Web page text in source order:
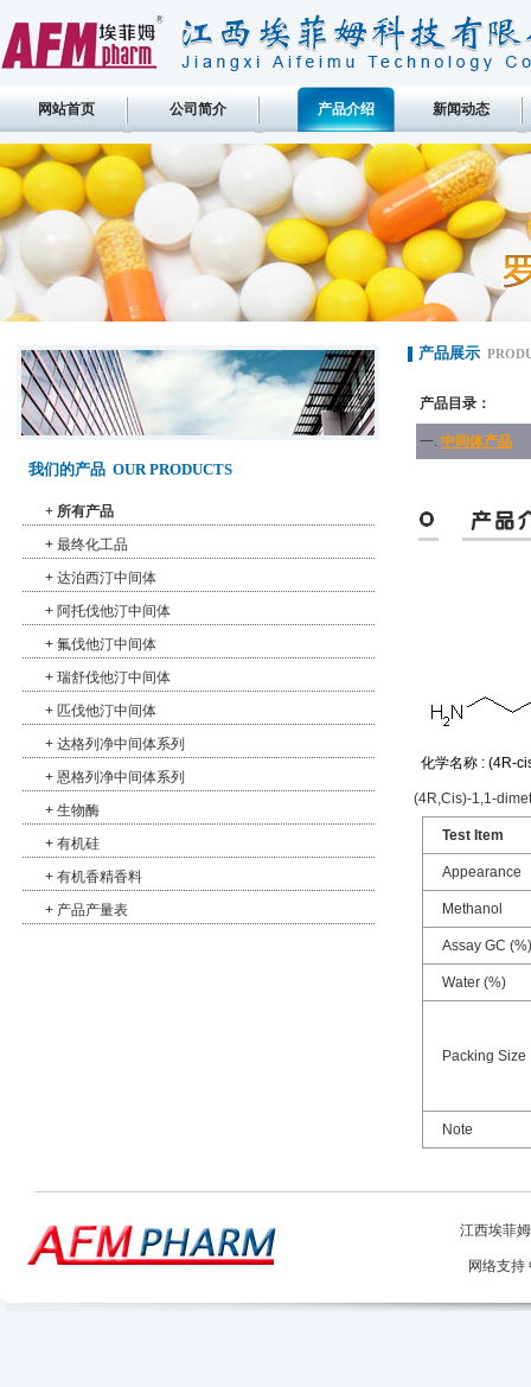
网站首页 公司简介 产品介绍 新闻动态
我们的产品 OUR PRODUCTS
+ 所有产品
+ 最终化工品
+ 达泊西汀中间体
+ 阿托伐他汀中间体
+ 氟伐他汀中间体
+ 瑞舒伐他汀中间体
+ 匹伐他汀中间体
+ 达格列净中间体系列
+ 恩格列净中间体系列
+ 生物酶
+ 有机硅
+ 有机香精香料
+ 产品产量表
产品展示
产品目录：
一. 中间体产品
化学名称 : (4R-
(4R,Cis)-1,1-
Test Item
Appearance
Methanol
Assay GC (%)
Water (%)
Packing Size
Note
江西埃菲
网络支持